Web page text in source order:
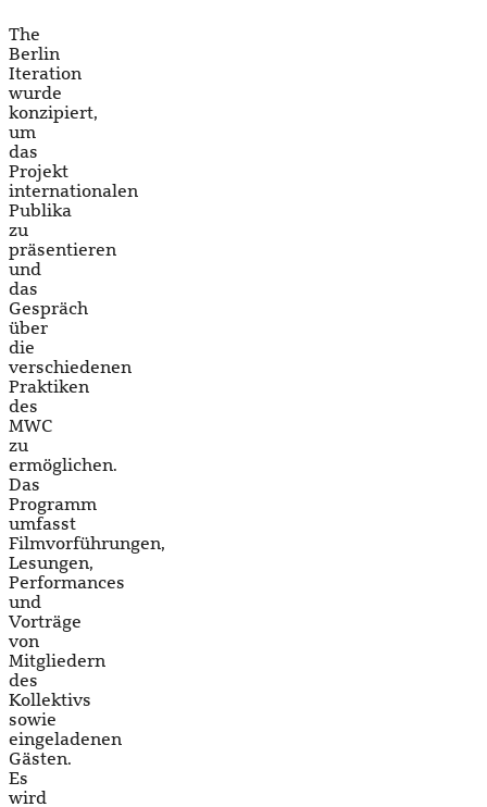
The
Berlin
Iteration
wurde
konzipiert,
um
das
Projekt
internationalen
Publika
zu
präsentieren
und
das
Gespräch
über
die
verschiedenen
Praktiken
des
MWC
zu
ermöglichen.
Das
Programm
umfasst
Filmvorführungen,
Lesungen,
Performances
und
Vorträge
von
Mitgliedern
des
Kollektivs
sowie
eingeladenen
Gästen.
Es
wird